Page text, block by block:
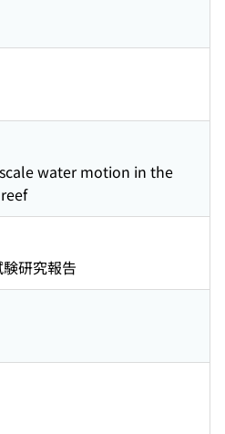
water motion in the
研究報告